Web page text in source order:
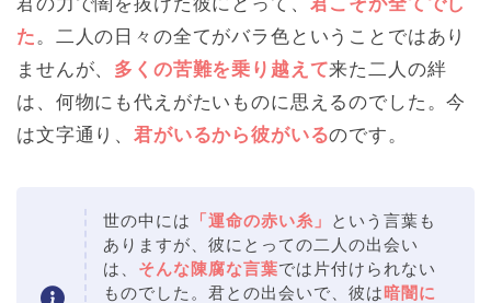
た。二人の日々の全てがバラ色ということではあり
ませんが、 多くの苦難を乗り越えて来た二人の絆
は、何物にも代えがたいものに思えるのでした。今
は文字通り、君がいるから彼がいるのです。
世の中には 「運命の赤い糸」
という言葉も
ありますが、彼にとっての二人の出会い
は、 そんな陳腐な言葉では片付けられない
ものでした。君との出会いで、彼は暗闇に